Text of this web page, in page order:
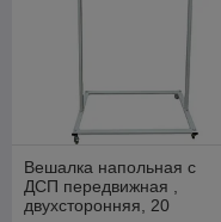
Вешалка напольная с
ДСП передвижная ,
двухсторонняя, 20